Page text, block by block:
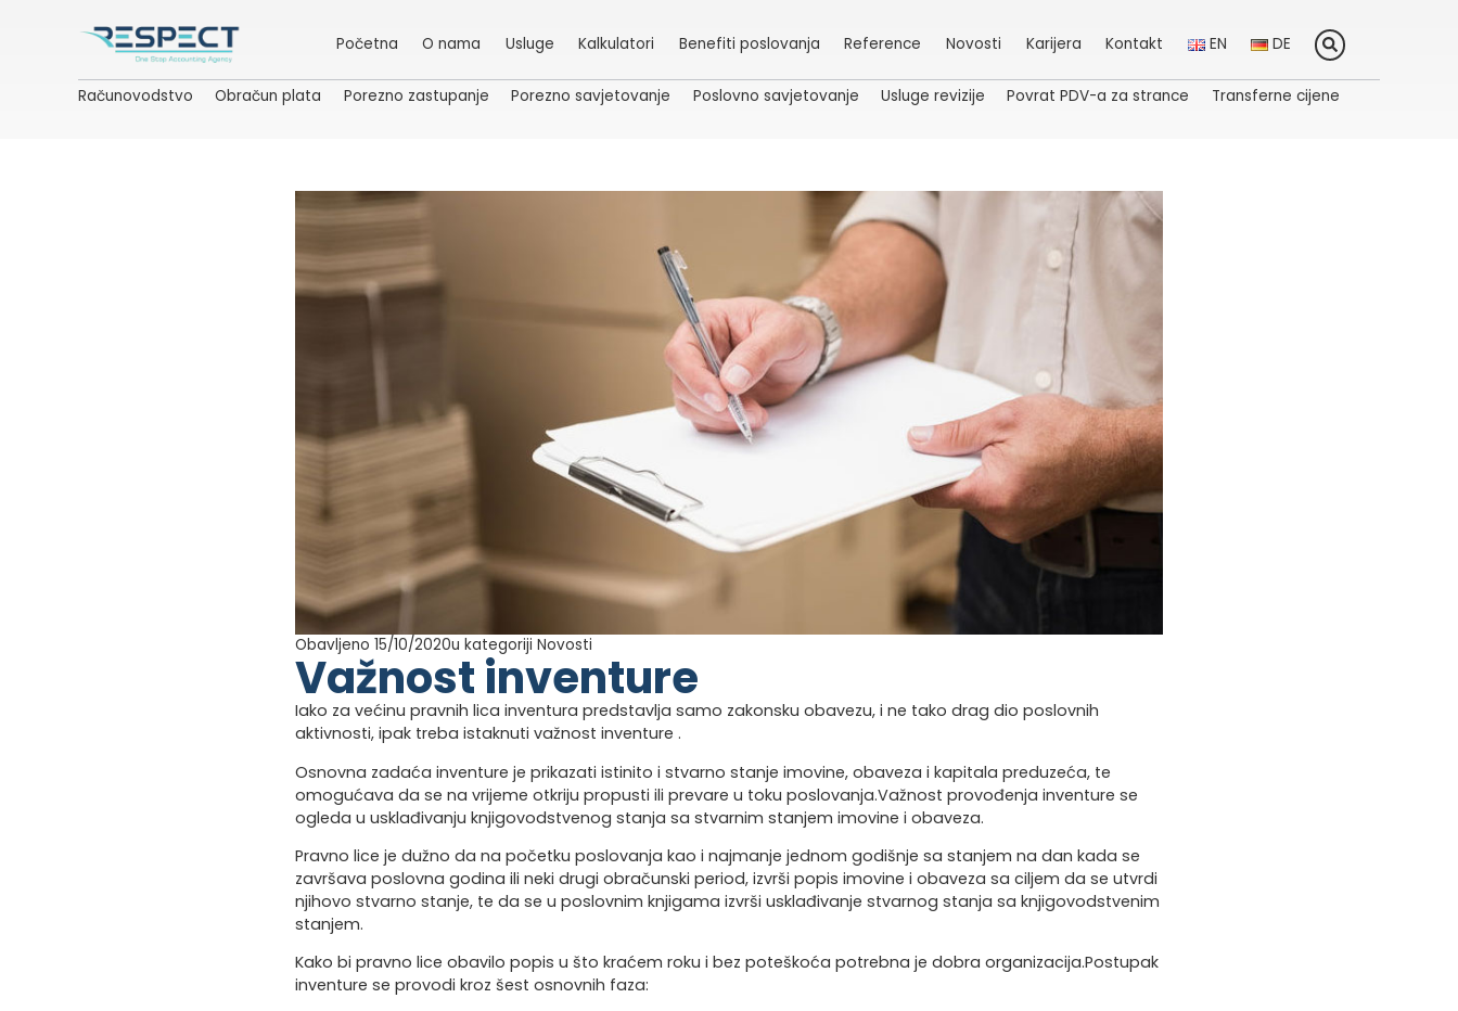
Početna O nama Usluge Kalkulatori Benefiti poslovanja Reference Novosti Karijera Kontakt EN DE
Računovodstvo Obračun plata Porezno zastupanje Porezno savjetovanje Poslovno savjetovanje Usluge revizije Povrat PDV-a za strance Transferne cijene
Obavljeno 15/10/2020u kategoriji Novosti
Važnost inventure
Iako za većinu pravnih lica inventura predstavlja samo zakonsku obavezu, i ne tako drag dio poslovnih
aktivnosti, ipak treba istaknuti važnost inventure .
Osnovna zadaća inventure je prikazati istinito i stvarno stanje imovine, obaveza i kapitala preduzeća, te
omogućava da se na vrijeme otkriju propusti ili prevare u toku poslovanja.Važnost provođenja inventure se
ogleda u usklađivanju knjigovodstvenog stanja sa stvarnim stanjem imovine i obaveza.
Pravno lice je dužno da na početku poslovanja kao i najmanje jednom godišnje sa stanjem na dan kada se
završava poslovna godina ili neki drugi obračunski period, izvrši popis imovine i obaveza sa ciljem da se utvrdi
njihovo stvarno stanje, te da se u poslovnim knjigama izvrši usklađivanje stvarnog stanja sa knjigovodstvenim
stanjem.
Kako bi pravno lice obavilo popis u što kraćem roku i bez poteškoća potrebna je dobra organizacija.Postupak
inventure se provodi kroz šest osnovnih faza: